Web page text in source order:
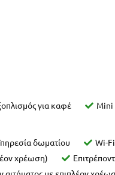
για καφέ Mini
δωματίου Wi-Fi
χρέωση)